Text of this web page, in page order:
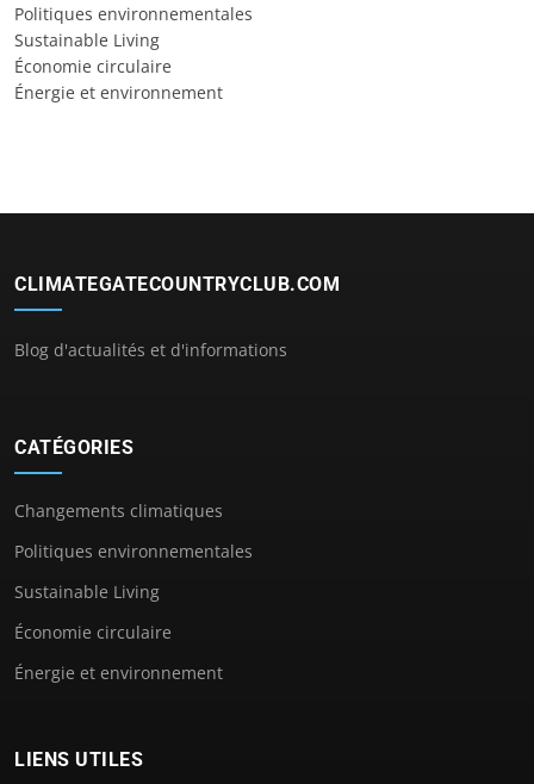
Politiques environnementales
Sustainable Living
Économie circulaire
Énergie et environnement
CLIMATEGATECOUNTRYCLUB.COM
Blog d'actualités et d'informations
CATÉGORIES
Changements climatiques
Politiques environnementales
Sustainable Living
Économie circulaire
Énergie et environnement
LIENS UTILES